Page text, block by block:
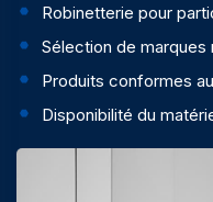
Robinetterie pour
Sélection de marques
Produits conformes
Disponibilité du